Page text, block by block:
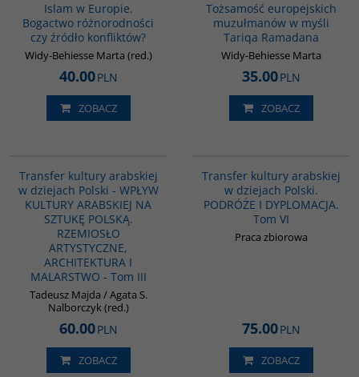
Islam w Europie.
Bogactwo różnorodności
czy źródło konfliktów?
Widy-Behiesse Marta (red.)
40.00PLN
ZOBACZ
Tożsamość europejskich
muzułmanów w myśli
Tariqa Ramadana
Widy-Behiesse Marta
35.00PLN
ZOBACZ
Transfer kultury arabskiej
w dziejach Polski - WPŁYW
KULTURY ARABSKIEJ NA
SZTUKĘ POLSKĄ.
RZEMIOSŁO
ARTYSTYCZNE,
ARCHITEKTURA I
MALARSTWO - Tom III
Tadeusz Majda / Agata S.
Nalborczyk (red.)
60.00PLN
ZOBACZ
Transfer kultury arabskiej
w dziejach Polski.
PODRÓŻE I DYPLOMACJA.
Tom VI
Praca zbiorowa
75.00PLN
ZOBACZ